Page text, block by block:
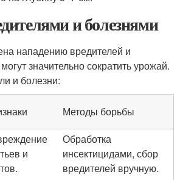
и болезнями
нападению вредителей и
значительно сократить урожай.
и болезни:
Методы борьбы
и
Обработка
инсектицидами, сбор
вредителей вручную.